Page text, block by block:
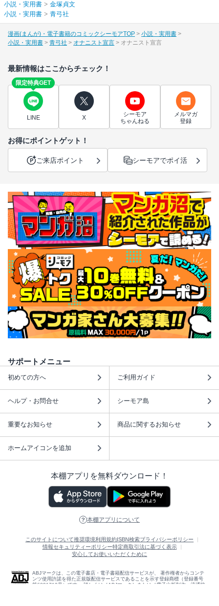
小説・実用書 > 金塚貞文
小説・実用書 > 青弓社
漫画(まんが)・電子書籍のコミックシーモアTOP
小説・実用書
小説・実用書
青弓社 オナニスト宣言 オナニスト宣言
最新情報はここからチェック！
限定特典GET
LINE X
シーモア
ちゃんねる
メルマガ
登録
お得にポイントゲット！
ご来店ポイント シーモアでポイ活
サポートメニュー
初めての方へ ご利用ガイド
ヘルプ・お問合せ シーモア島
重要なお知らせ 商品に関するお知らせ
ホームアイコンを追加
本棚アプリを無料ダウンロード！
本棚アプリについて
このサイトについて推奨環境利用規約 ISBN検索プライバシーポリシー
情報セキュリティーポリシー特定商取引法に基づく表示
安心してお使いいただくために
ABJマークは、この電子書店・電子書籍配信サービスが、 著作権者からコンテ
ンツ使用許諾を得た正規版配信サービスであることを示す登録商標（登録番号
第6091713号）です。 詳しくは［ABJマーク］または［電子出版制作・流通協